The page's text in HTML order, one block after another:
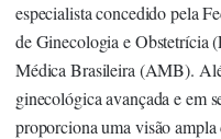
especialista concedido pela
de Ginecologia e Obstetrícia
Médica Brasileira (AMB).
ginecológica avançada e em
proporciona uma visão